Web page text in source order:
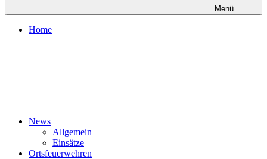
Menü
Home
News
Allgemein
Einsätze
Ortsfeuerwehren